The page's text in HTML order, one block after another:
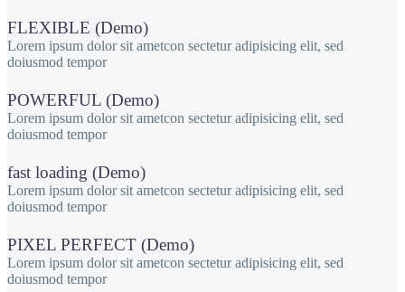
FLEXIBLE (Demo)
Lorem ipsum dolor sit ametcon sectetur adipisicing elit, sed
doiusmod tempor
POWERFUL (Demo)
Lorem ipsum dolor sit ametcon sectetur adipisicing elit, sed
doiusmod tempor
fast loading (Demo)
Lorem ipsum dolor sit ametcon sectetur adipisicing elit, sed
doiusmod tempor
PIXEL PERFECT (Demo)
Lorem ipsum dolor sit ametcon sectetur adipisicing elit, sed
doiusmod tempor